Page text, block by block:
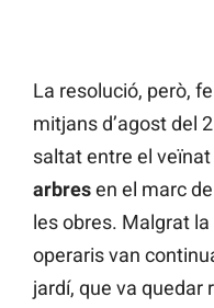
La resolució, però,
mitjans d’agost del
saltat entre el veïnat
arbresen el marc
les obres. Malgrat
operaris van
jardí, que va quedar